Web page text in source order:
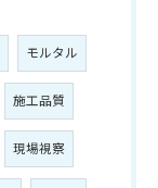
モルタル
施工品質
現場視察